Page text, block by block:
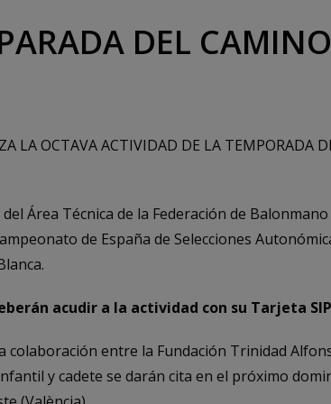
DEL
LA OCTAVA ACTIVIDAD DE LA TEMPORADA
Área Técnica de la Federación de
de España de Selecciones
acudir a la actividad con su Tarjeta SIP
entre la Fundación Trinidad
y cadete se darán cita en el próximo